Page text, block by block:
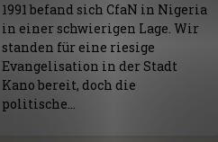
1991 befand sich CfaN in Nigeria
in einer schwierigen Lage. Wir
standen für eine riesige
Evangelisation in der Stadt
Kano bereit, doch die
politische…